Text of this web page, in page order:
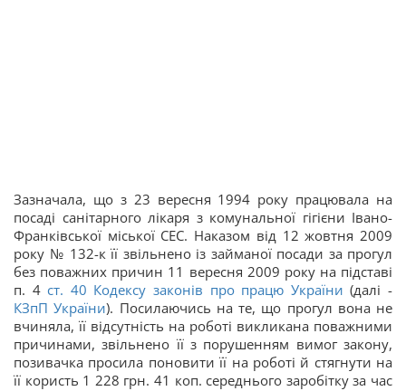
Зазначала, що з 23 вересня 1994 року працювала на
посаді санітарного лікаря з комунальної гігієни Івано-
Франківської міської СЕС. Наказом від 12 жовтня 2009
року № 132-к її звільнено із займаної посади за прогул
без поважних причин 11 вересня 2009 року на підставі
п. 4ст. 40 Кодексу законів про працю України (далі -
КЗпП України). Посилаючись на те, що прогул вона не
вчиняла, її відсутність на роботі викликана поважними
причинами, звільнено її з порушенням вимог закону,
позивачка просила поновити її на роботі й стягнути на
її користь 1 228 грн. 41 коп. середнього заробітку за час